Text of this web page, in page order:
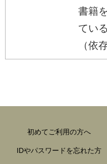
書籍
ている
（依
初めてご利用の方へ
IDやパスワードを忘れた方